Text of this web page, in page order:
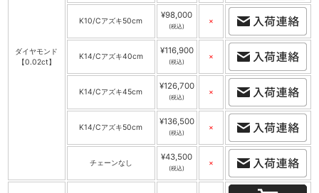
ダイヤモンド
【0.02ct】
K10/Cアズキ50cm
¥98,000
(税込)
×
K14/Cアズキ40cm
¥116,900
(税込)
×
K14/Cアズキ45cm
¥126,700
(税込)
×
K14/Cアズキ50cm
¥136,500
(税込)
×
チェーンなし
¥43,500
(税込)
×